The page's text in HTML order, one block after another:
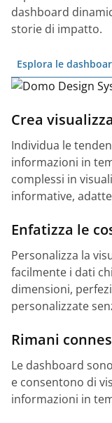
dashboard
storie di impatto.
Esplora le
Crea
Individua le
informazioni in
complessi in
informative,
Enfatizza le
Personalizza la
facilmente i dati
dimensioni,
personalizzate
Rimani
Le dashboard
e consentono di
informazioni in